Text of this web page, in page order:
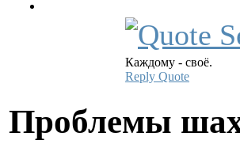
Каждому - своё.
Reply Quote
Проблемы